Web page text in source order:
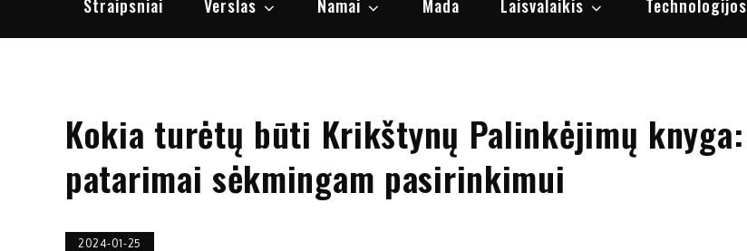
Straipsniai Verslas Namai Mada Laisvalaikis Technologijos
Kokia turėtų būti Krikštynų Palinkėjimų knyga:
patarimai sėkmingam pasirinkimui
2024-01-25